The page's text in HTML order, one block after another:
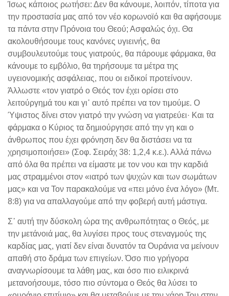
Ίσως κάποιος ρωτήσει: Δεν θα κάνουμε, λοιπόν, τίποτα για
την προστασία μας από τον νέο κορωνοϊό και θα αφήσουμε
τα πάντα στην Πρόνοια του Θεού; Ασφαλώς όχι. Θα
ακολουθήσουμε τους κανόνες υγιεινής, θα
συμβουλευτούμε τους γιατρούς, θα πάρουμε φάρμακα, θα
κάνουμε το εμβόλιο, θα τηρήσουμε τα μέτρα της
υγειονομικής ασφάλειας, που οι ειδικοί προτείνουν.
Άλλωστε «τον γιατρό ο Θεός τον έχει ορίσει στο
λειτούργημά του και γι᾽ αυτό πρέπει να τον τιμούμε. Ο
Ύψιστος δίνει στον γιατρό την γνώση να γιατρεύει· Και τα
φάρμακα ο Κύριος τα δημιούργησε από την γη και ο
άνθρωπος που έχει φρόνηση δεν θα διστάσει να τα
χρησιμοποιήσει» (Σοφ. Σειράχ 38: 1,2,4 κ.ε.). Αλλά πάνω
από όλα θα πρέπει να είμαστε με τον νου και την καρδιά
μας στραμμένοι στον «ιατρό των ψυχών και των σωμάτων
μας» και να Τον παρακαλούμε να «πει μόνο ένα λόγο» (Μτ.
8:8) για να απαλλαγούμε από την φοβερή αυτή μάστιγα.
Σ᾽ αυτή την δύσκολη ώρα της ανθρωπότητας ο Θεός, με
την μετάνοιά μας, θα λυγίσει προς τους στεναγμούς της
καρδίας μας, γιατί δεν είναι δυνατόν τα Ουράνια να μείνουν
απαθή στο δράμα των επιγείων. Όσο πιο γρήγορα
αναγνωρίσουμε τα λάθη μας, και όσο πιο ειλικρινά
μετανοήσουμε, τόσο πιο σύντομα ο Θεός θα λύσει το